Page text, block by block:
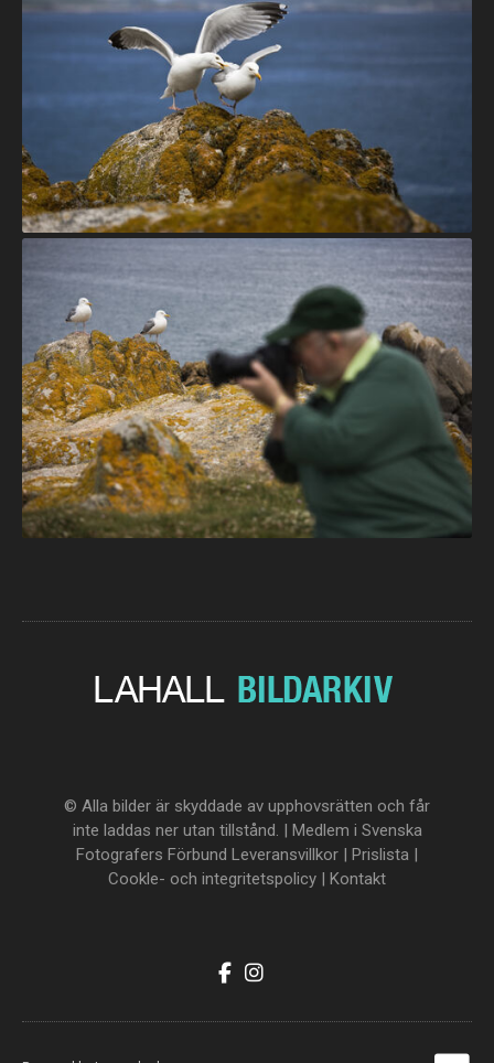
© Alla bilder är skyddade av upphovsrätten och får
inte laddas ner utan tillstånd. | Medlem i Svenska
Fotografers Förbund Leveransvillkor | Prislista |
Cookle- och integritetspolicy | Kontakt